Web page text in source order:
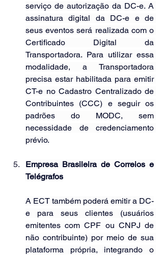
serviço de autorização da DC-e. A
assinatura digital da DC-e e de
seus eventos será realizada com o
Certificado Digital da
Transportadora. Para utilizar essa
modalidade, a Transportadora
precisa estar habilitada para emitir
CT-e no Cadastro Centralizado de
Contribuintes (CCC) e seguir os
padrões do MODC, sem
necessidade de credenciamento
prévio.
Empresa Brasileira de Correios e
Telégrafos
A ECT também poderá emitir a DC-
e para seus clientes (usuários
emitentes com CPF ou CNPJ de
não contribuinte) por meio de sua
plataforma própria, integrando o